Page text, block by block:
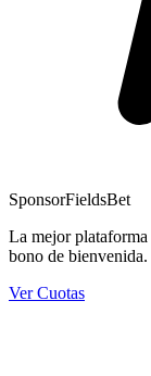
SponsorFieldsBet
La mejor plataforma
bono de bienvenida.
Ver Cuotas